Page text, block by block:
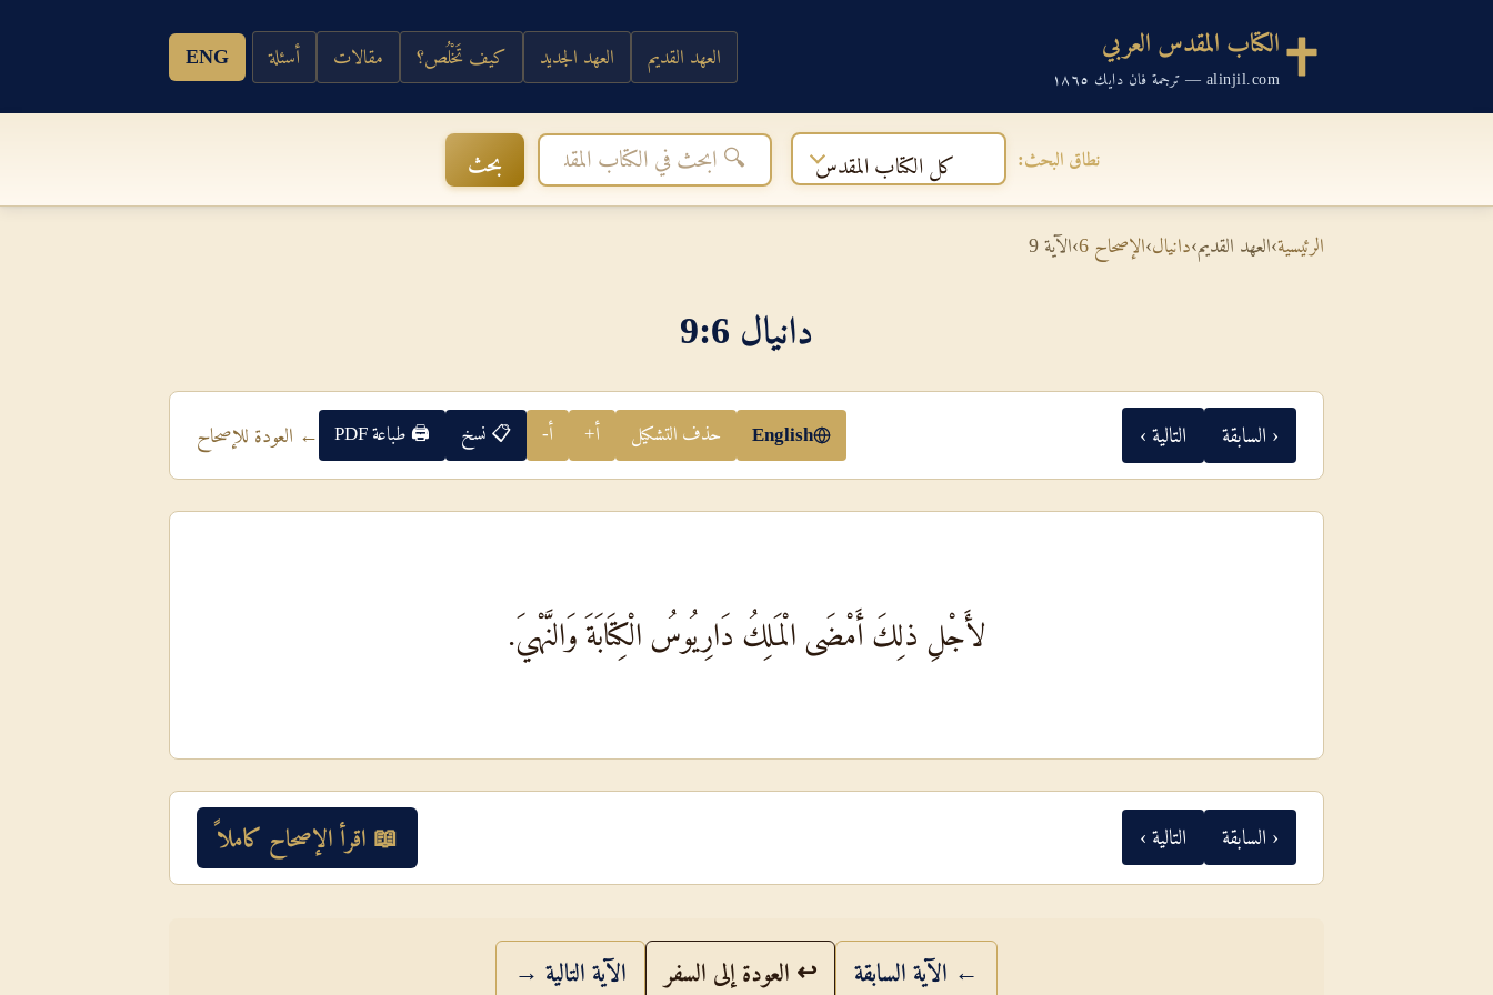
الكتاب المقدس العربي
alinjil.com — ترجمة فان دايك ١٨٦٥
العهد القديم العهد الجديد كيف تَخْلُص؟ مقالات أسئلة ENG
نطاق البحث: كل الكتاب المقدس بحث
الرئيسية›العهد القديم›دانيال›الإصحاح 6 ›الآية 9
دانيال 6‏:‏9
‹ السابقة التالية › English حذف التشكيل أ+ أ- 📋 نسخ 🖨 طباعة PDF ← العودة للإصحاح
لأَجْلِ ذلِكَ أَمْضَى الْمَلِكُ دَارِيُوسُ الْكِتَابَةَ وَالنَّهْيَ.
‹ السابقة التالية › 📖 اقرأ الإصحاح كاملاً
← الآية السابقة ↩ العودة إلى السفر الآية التالية →